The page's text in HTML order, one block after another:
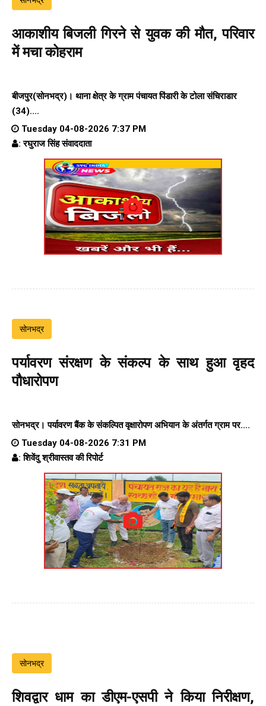
आकाशीय बिजली गिरने से युवक की मौत, परिवार
में मचा कोहराम
बीजपुर(सोनभद्र)। थाना क्षेत्र के ग्राम पंचायत पिंडारी के टोला संचिराडार
(34)....
Tuesday 04-08-2026 7:37 PM
: रघुराज सिंह संवाददाता
सोनभद्र
पर्यावरण संरक्षण के संकल्प के साथ हुआ वृहद
पौधारोपण
सोनभद्र। पर्यावरण बैंक के संकल्पित वृक्षारोपण अभियान के अंतर्गत ग्राम पर....
Tuesday 04-08-2026 7:31 PM
: शिवेंदु श्रीवास्तव की रिपोर्ट
सोनभद्र
शिवद्वार धाम का डीएम-एसपी ने किया निरीक्षण,